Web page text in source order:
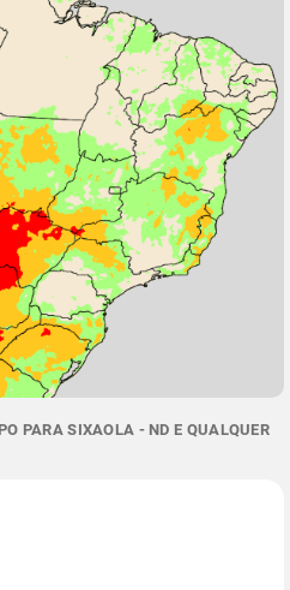
PARA SIXAOLA - ND E QUALQUER